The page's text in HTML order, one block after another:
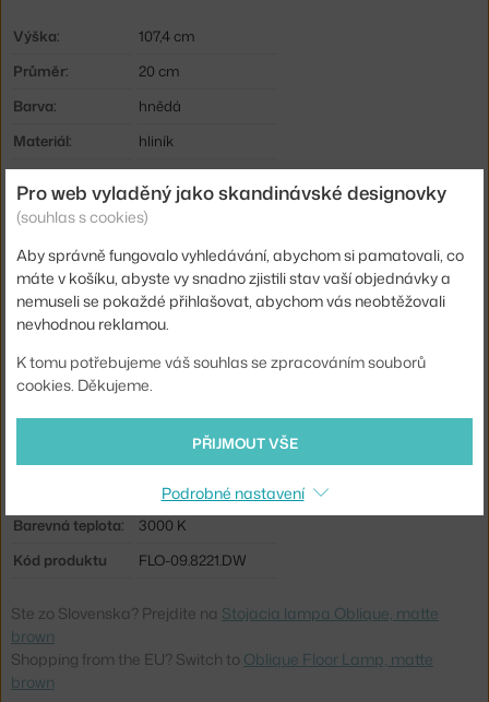
Výška:
107,4 cm
Průměr:
20 cm
Barva:
hnědá
Materiál:
hliník
Délka kabelu:
2,5 m
Krytí:
IP20
Hlavní materiál:
Světelný tok:
482 lm
Příkon:
Životnost:
50000 hod.
Stmívatelné:
ano
přímé osvětlení
ano, vestavěný
Barevná teplota:
3000 K
Kód produktu
FLO-09.8221.DW
Ste zo Slovenska? Prejdite na Stojacia lampa Oblique, matte
brown
Shopping from the EU? Switch to Oblique Floor Lamp, matte
brown
Pro web vyladěný jako skandinávské designovky
(souhlas s cookies)
Aby správně fungovalo vyhledávání, abychom si pamatovali, co
máte v košíku, abyste vy snadno zjistili stav vaší objednávky a
nemuseli se pokaždé přihlašovat, abychom vás neobtěžovali
nevhodnou reklamou.
K tomu potřebujeme váš souhlas se zpracováním souborů
cookies. Děkujeme.
PŘIJMOUT VŠE
Podrobné nastavení